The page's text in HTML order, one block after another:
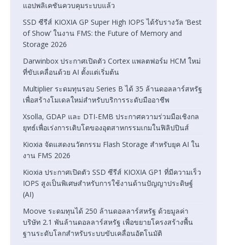
แอปพลิเคชันควบคุมระบบแล้ว
SSD ซีรีส์ KIOXIA GP Super High IOPS ได้รับรางวัล ‘Best
of Show’ ในงาน FMS: the Future of Memory and
Storage 2026
Darwinbox ประกาศเปิดตัว Cortex แพลตฟอร์ม HCM ใหม่
ที่ขับเคลื่อนด้วย AI ตั้งแต่เริ่มต้น
Multiplier ระดมทุนรอบ Series B ได้ 35 ล้านดอลลาร์สหรัฐ
เพื่อสร้างโมเดลใหม่สำหรับบริการระดับมืออาชีพ
Xsolla, GDAP และ DTI-EMB ประกาศความร่วมมือเชิงกล
ยุทธ์เพื่อเร่งการเติบโตของอุตสาหกรรมเกมในฟิลิปปินส์
Kioxia จัดแสดงนวัตกรรม Flash Storage สำหรับยุค AI ใน
งาน FMS 2026
Kioxia ประกาศเปิดตัว SSD ซีรีส์ KIOXIA GP1 ที่มีความเร็ว
IOPS สูงเป็นพิเศษสำหรับการใช้งานด้านปัญญาประดิษฐ์
(AI)
Moove ระดมทุนได้ 250 ล้านดอลลาร์สหรัฐ ด้วยมูลค่า
บริษัท 2.1 พันล้านดอลลาร์สหรัฐ เพื่อขยายโครงสร้างพื้น
ฐานระดับโลกสำหรับระบบขับเคลื่อนอัตโนมัติ